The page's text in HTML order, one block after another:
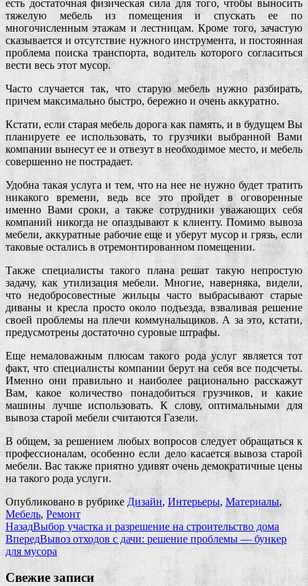
есть достаточная физическая сила для того, чтобы выносить
тяжелую мебель из помещения и спускать ее по
многочисленным этажам и лестницам. Кроме того, зачастую
сказывается и отсутствие нужного инструмента, и постоянная
проблема поиска транспорта, водитель которого согласиться
вести весь этот мусор.
Часто случается так, что старую мебель нужно разбирать,
причем максимально быстро, бережно и очень аккуратно.
Кстати, если старая мебель дорога как память, и в будущем Вы
планируете ее использовать, то грузчики выбранной Вами
компании вынесут ее и отвезут в необходимое место, и мебель
совершенно не пострадает.
Удобна такая услуга и тем, что на нее не нужно будет тратить
никакого времени, ведь все это пройдет в оговоренные
именно Вами сроки, а также сотрудники уважающих себя
компаний никогда не опаздывают к клиенту. Помимо вывоза
мебели, аккуратные рабочие еще и уберут мусор и грязь, если
таковые остались в отремонтированном помещении.
Также специалисты такого плана решат такую непростую
задачу, как утилизация мебели. Многие, наверняка, видели,
что недобросовестные жильцы часто выбрасывают старые
диваны и кресла просто около подъезда, взваливая решение
своей проблемы на плечи коммунальщиков. А за это, кстати,
предусмотрены достаточно суровые штрафы.
Еще немаловажным плюсам такого рода услуг является тот
факт, что специалисты компании берут на себя все подсчеты.
Именно они правильно и наиболее рационально расскажут
Вам, какое количество понадобиться грузчиков, и какие
машины лучше использовать. К слову, оптимальными для
вывоза старой мебели считаются Газели.
В общем, за решением любых вопросов следует обращаться к
профессионалам, особенно если дело касается вывоза старой
мебели. Вас также приятно удивят очень демократичные цены
на такого рода услуги.
Опубликовано в рубрикеДизайн, Интерьеры, Материалы,
Мебель, Ремонт
НазадВыбор участка и разрешение на строительство дома
ВпередВывоз отходов с дачи: решение проблемы — бункер
для мусора
Свежие записи